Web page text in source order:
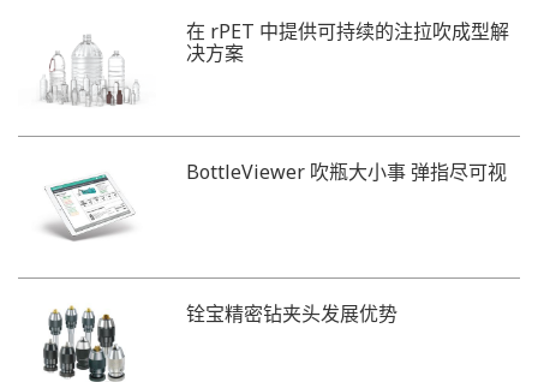
在 rPET 中提供可持续的注拉吹成型解
决方案
BottleViewer 吹瓶大小事 弹指尽可视
铨宝精密钻夹头发展优势